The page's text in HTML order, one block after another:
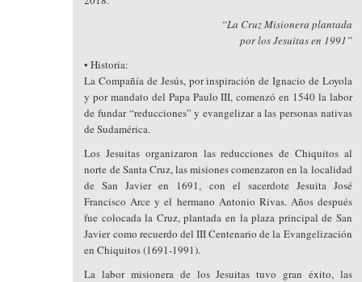
“La Cruz Misionera plantada
por los Jesuitas en 1991”
• Historia:
La Compañía de Jesús, por inspiración de Ignacio de Loyola
y por mandato del Papa Paulo III, comenzó en 1540 la labor
de fundar “reducciones” y evangelizar a las personas nativas
de Sudamérica.
Los Jesuitas organizaron las reducciones de Chiquitos al
norte de Santa Cruz, las misiones comenzaron en la localidad
de San Javier en 1691, con el sacerdote Jesuita José
Francisco Arce y el hermano Antonio Rivas. Años después
fue colocada la Cruz, plantada en la plaza principal de San
Javier como recuerdo del III Centenario de la Evangelización
en Chiquitos (1691-1991).
La labor misionera de los Jesuitas tuvo gran éxito, las